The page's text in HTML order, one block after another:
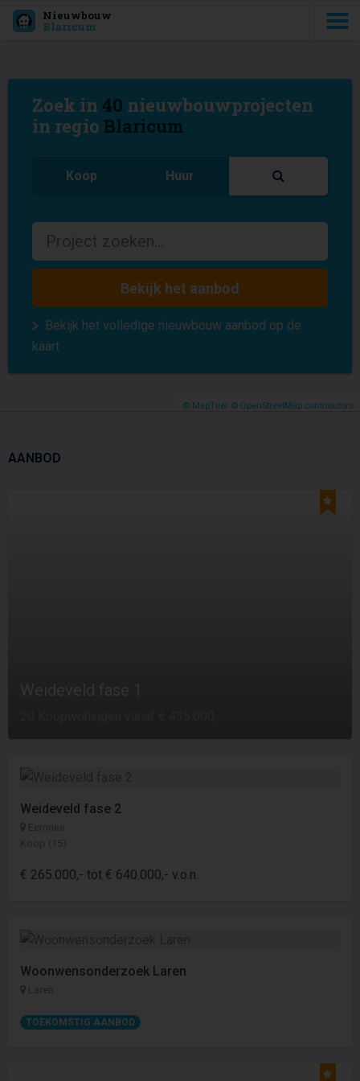
Nieuwbouw
Blaricum
© MapTiler © OpenStreetMap contributors
Zoek in 40 nieuwbouwprojecten
in regio Blaricum
Koop Huur
Bekijk het aanbod
Bekijk het volledige nieuwbouw aanbod op de
kaart
AANBOD
Weideveld fase 2
Eemnes
Koop (15)
€ 265.000,- tot € 640.000,- v.o.n.
Woonwensonderzoek Laren
Laren
TOEKOMSTIG AANBOD